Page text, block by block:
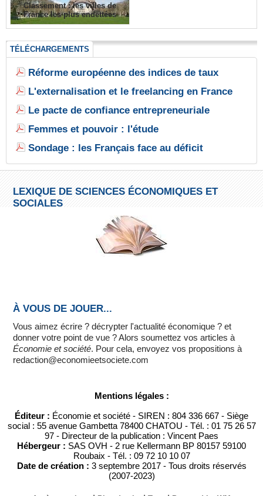
Classement : les villes de
France les plus endettées
TÉLÉCHARGEMENTS
Réforme européenne des indices de taux
L'externalisation et le freelancing en France
Le pacte de confiance entrepreneuriale
Femmes et pouvoir : l'étude
Sondage : les Français face au déficit
LEXIQUE DE SCIENCES ÉCONOMIQUES ET
SOCIALES
À VOUS DE JOUER...
Vous aimez écrire ? décrypter l'actualité économique ? et
donner votre point de vue ? Alors soumettez vos articles à
Économie et société. Pour cela, envoyez vos propositions à
redaction@economieetsociete.com
Mentions légales :
Éditeur : Économie et société - SIREN : 804 336 667 - Siège
social : 55 avenue Gambetta 78400 CHATOU - Tél. : 01 75 26 57
97 - Directeur de la publication : Vincent Paes
Hébergeur : SAS OVH - 2 rue Kellermann BP 80157 59100
Roubaix - Tél. : 09 72 10 10 07
Date de création : 3 septembre 2017 - Tous droits réservés
(2007-2023)